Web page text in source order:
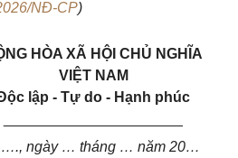
NĐ-CP)
HÒA XÃ HỘI CHỦ NGHĨA
VIỆT NAM
lập - Tự do - Hạnh phúc
ngày … tháng … năm 20…